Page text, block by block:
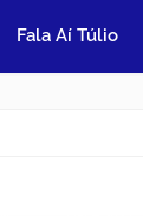
Fala Aí Túlio